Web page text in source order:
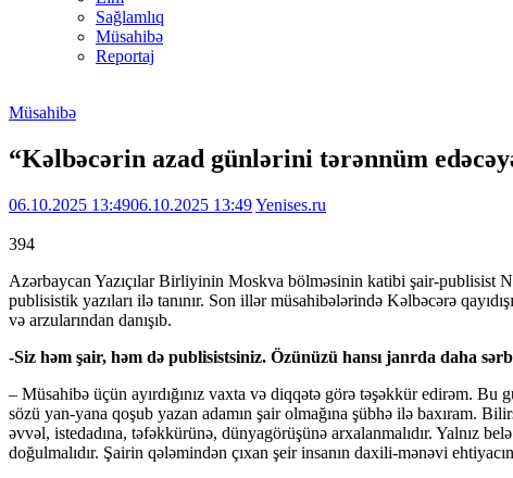
Sağlamlıq
Müsahibə
Reportaj
Müsahibə
“Kəlbəcərin azad günlərini tərənnüm
06.10.2025 13:4906.10.2025 13:49Yenises.ru
394
Azərbaycan Yazıçılar Birliyinin Moskva bölməsinin katibi şair-publisist
publisistik yazıları ilə tanınır. Son illər müsahibələrində Kəlbəcərə
və arzularından danışıb.
-Siz həm şair, həm də publisistsiniz. Özünüzü hansı janrda daha
– Müsahibə üçün ayırdığınız vaxta və diqqətə görə təşəkkür edirəm.
sözü yan-yana qoşub yazan adamın şair olmağına şübhə ilə baxıram.
əvvəl, istedadına, təfəkkürünə, dünyagörüşünə arxalanmalıdır. Yalnız
doğulmalıdır. Şairin qələmindən çıxan şeir insanın daxili-mənəvi